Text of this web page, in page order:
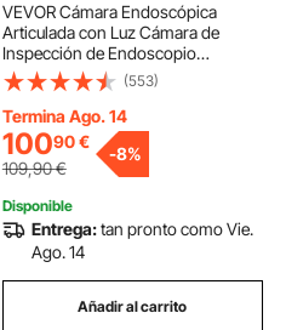
VEVOR Cámara Endoscópica
Articulada con Luz Cámara de
Inspección de Endoscopio
Articulada Bidireccional Lente de
6,4mm Pantalla IPS 5" 1080P HD
Zoom 8X 8 Luces LED para Coche,
Fontanería Cable 1,5m
(553)
Termina Ago. 14
10090€
109,90€
-8%
Disponible
Entrega:tan pronto como Vie.
Ago. 14
Añadir al carrito